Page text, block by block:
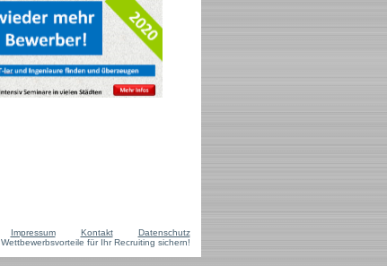
Impressum Kontakt
Datenschutz
Wettbewerbsvorteile für Ihr Recruiting sichern!